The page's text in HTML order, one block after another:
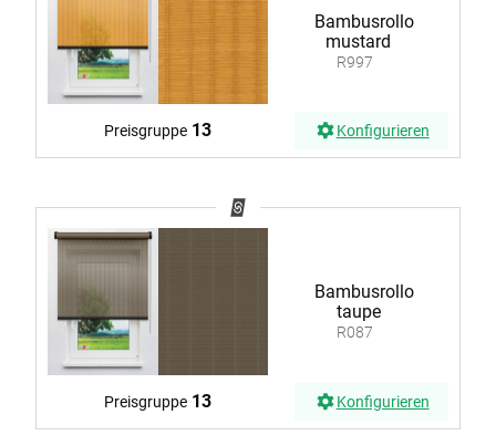
Bambusrollo
mustard
R997
Preisgruppe 13 Konfigurieren
Bambusrollo
taupe
R087
Preisgruppe 13 Konfigurieren